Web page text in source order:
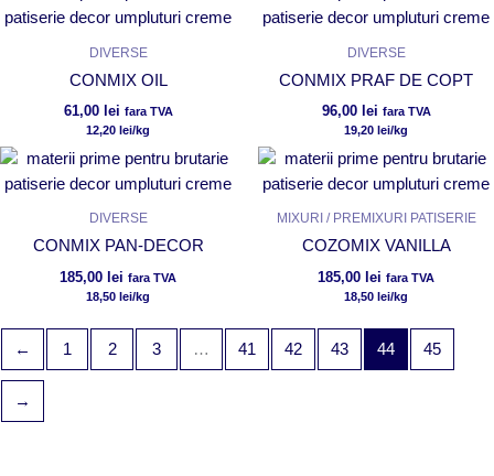
DIVERSE
CONMIX OIL
61,00 lei fara TVA
12,20 lei/kg
DIVERSE
CONMIX PRAF DE COPT
96,00 lei fara TVA
19,20 lei/kg
DIVERSE
CONMIX PAN-DECOR
185,00 lei fara TVA
18,50 lei/kg
MIXURI / PREMIXURI PATISERIE
COZOMIX VANILLA
185,00 lei fara TVA
18,50 lei/kg
← 1 2 3 … 41 42 43 44 45
→